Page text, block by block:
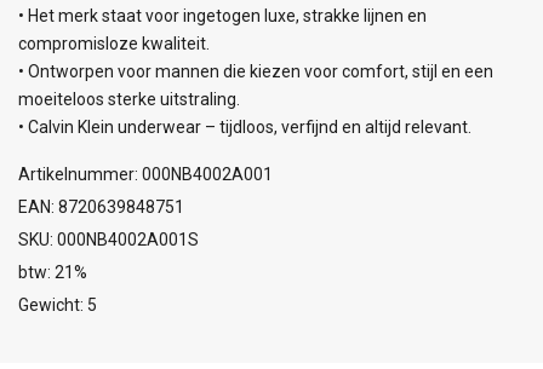
• Het merk staat voor ingetogen luxe, strakke lijnen en
compromisloze kwaliteit.
• Ontworpen voor mannen die kiezen voor comfort, stijl en een
moeiteloos sterke uitstraling.
• Calvin Klein underwear – tijdloos, verfijnd en altijd relevant.
Artikelnummer: 000NB4002A001
EAN: 8720639848751
SKU: 000NB4002A001S
btw: 21%
Gewicht: 5